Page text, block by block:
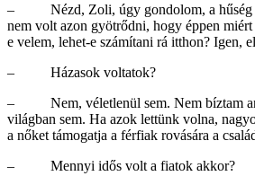
– Nézd, Zoli, úgy gondolom, a hűség
nem volt azon gyötrődni, hogy éppen
e velem, lehet-e számítani rá itthon? Igen,
– Házasok voltatok?
– Nem, véletlenül sem. Nem bíztam
világban sem. Ha azok lettünk volna,
a nőket támogatja a férfiak rovására a
– Mennyi idős volt a fiatok akkor?